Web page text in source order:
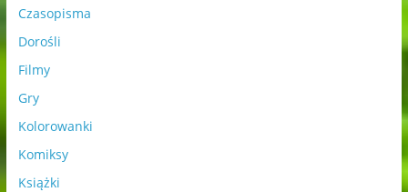
Czasopisma
Dorośli
Filmy
Gry
Kolorowanki
Komiksy
Książki